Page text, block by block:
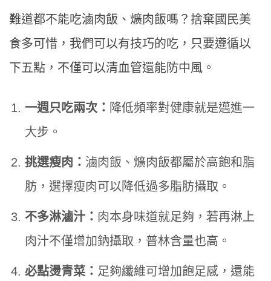
難道都不能吃滷肉飯、爌肉飯嗎？捨棄國民美
食多可惜，我們可以有技巧的吃，只要遵循以
下五點，不僅可以清血管還能防中風。
一週只吃兩次： 降低頻率對健康就是邁進一
大步。
挑選瘦肉： 滷肉飯、爌肉飯都屬於高飽和脂
肪，選擇瘦肉可以降低過多脂肪攝取。
不多淋滷汁： 肉本身味道就足夠，若再淋上
肉汁不僅增加鈉攝取，普林含量也高。
必點燙青菜： 足夠纖維可增加飽足感，還能